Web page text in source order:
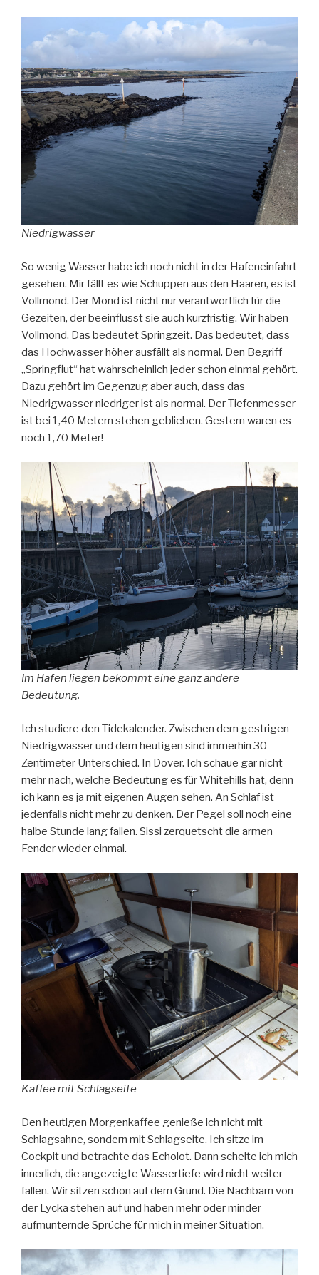
Niedrigwasser
So wenig Wasser habe ich noch nicht in der Hafeneinfahrt
gesehen. Mir fällt es wie Schuppen aus den Haaren, es ist
Vollmond. Der Mond ist nicht nur verantwortlich für die
Gezeiten, der beeinflusst sie auch kurzfristig. Wir haben
Vollmond. Das bedeutet Springzeit. Das bedeutet, dass
das Hochwasser höher ausfällt als normal. Den Begriff
„Springflut“ hat wahrscheinlich jeder schon einmal gehört.
Dazu gehört im Gegenzug aber auch, dass das
Niedrigwasser niedriger ist als normal. Der Tiefenmesser
ist bei 1,40 Metern stehen geblieben. Gestern waren es
noch 1,70 Meter!
Im Hafen liegen bekommt eine ganz andere
Bedeutung.
Ich studiere den Tidekalender. Zwischen dem gestrigen
Niedrigwasser und dem heutigen sind immerhin 30
Zentimeter Unterschied. In Dover. Ich schaue gar nicht
mehr nach, welche Bedeutung es für Whitehills hat, denn
ich kann es ja mit eigenen Augen sehen. An Schlaf ist
jedenfalls nicht mehr zu denken. Der Pegel soll noch eine
halbe Stunde lang fallen. Sissi zerquetscht die armen
Fender wieder einmal.
Kaffee mit Schlagseite
Den heutigen Morgenkaffee genieße ich nicht mit
Schlagsahne, sondern mit Schlagseite. Ich sitze im
Cockpit und betrachte das Echolot. Dann schelte ich mich
innerlich, die angezeigte Wassertiefe wird nicht weiter
fallen. Wir sitzen schon auf dem Grund. Die Nachbarn von
der Lycka stehen auf und haben mehr oder minder
aufmunternde Sprüche für mich in meiner Situation.